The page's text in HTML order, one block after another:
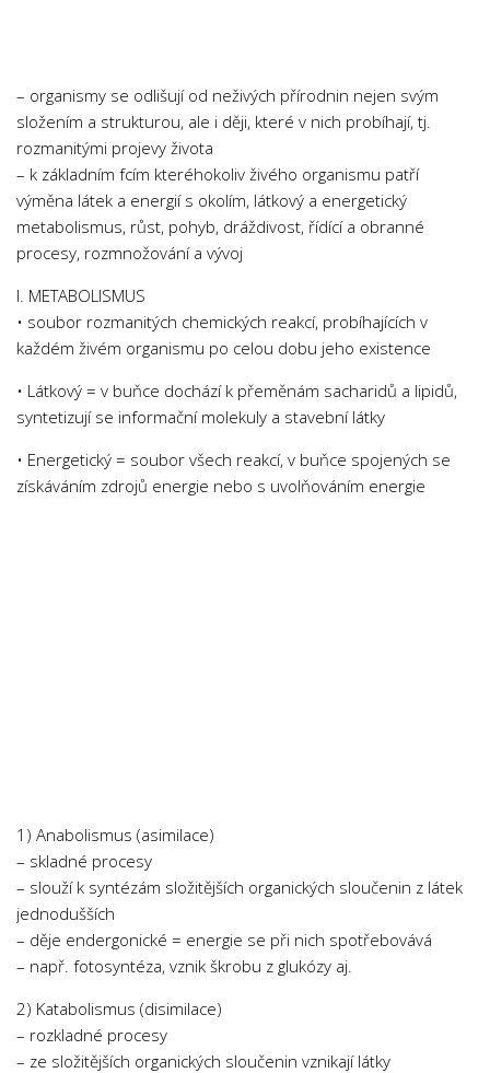
Ekologie
Ekonomie
Fyzika
Informatika
Jazyky
Management
Marketing
Občanská nauka
Právo
– organismy se odlišují od neživých přírodnin nejen svým
složením a strukturou, ale i ději, které v nich probíhají, tj.
rozmanitými projevy života
– k základním fcím kteréhokoliv živého organismu patří
výměna látek a energií s okolím, látkový a energetický
metabolismus, růst, pohyb, dráždivost, řídící a obranné
procesy, rozmnožování a vývoj
I. METABOLISMUS
• soubor rozmanitých chemických reakcí, probíhajících v
každém živém organismu po celou dobu jeho existence
• Látkový = v buňce dochází k přeměnám sacharidů a lipidů,
syntetizují se informační molekuly a stavební látky
• Energetický = soubor všech reakcí, v buňce spojených se
získáváním zdrojů energie nebo s uvolňováním energie
1) Anabolismus (asimilace)
– skladné procesy
– slouží k syntézám složitějších organických sloučenin z látek
jednodušších
– děje endergonické = energie se při nich spotřebovává
– např. fotosyntéza, vznik škrobu z glukózy aj.
2) Katabolismus (disimilace)
– rozkladné procesy
– ze složitějších organických sloučenin vznikají látky